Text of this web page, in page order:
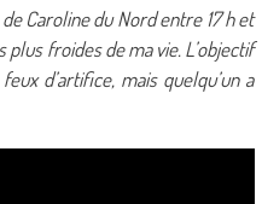
Caroline du Nord entre 17 h et
plus froides de ma vie. L’objectif
d’artifice, mais quelqu’un a